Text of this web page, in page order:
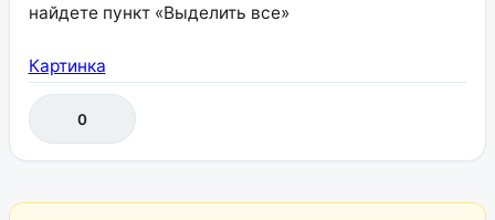
найдете пункт «Выделить все»
Картинка
0